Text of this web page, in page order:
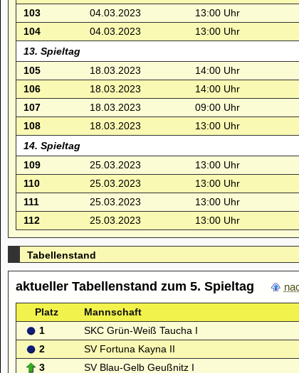
103
04.03.2023 13:00 Uhr
104
04.03.2023 13:00 Uhr
13. Spieltag
105
18.03.2023 14:00 Uhr
106
18.03.2023 14:00 Uhr
107
18.03.2023 09:00 Uhr
108
18.03.2023 13:00 Uhr
14. Spieltag
109
25.03.2023 13:00 Uhr
110
25.03.2023 13:00 Uhr
111
25.03.2023 13:00 Uhr
112
25.03.2023 13:00 Uhr
Tabellenstand
aktueller Tabellenstand zum 5. Spieltag
Platz Mannschaft
1
SKC Grün-Weiß Taucha I
2
SV Fortuna Kayna II
3
SV Blau-Gelb Geußnitz I